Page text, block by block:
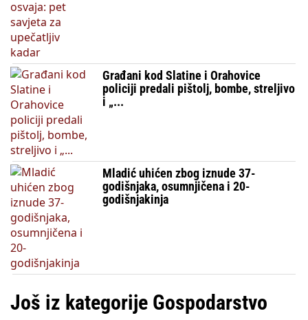
Građani kod Slatine i Orahovice
policiji predali pištolj, bombe, streljivo
i „...
Mladić uhićen zbog iznude 37-
godišnjaka, osumnjičena i 20-
godišnjakinja
Još iz kategorije Gospodarstvo